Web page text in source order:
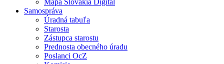
Mapa Slovakia Digital
Samospráva
Úradná tabuľa
Starosta
Zástupca starostu
Prednosta obecného úradu
Poslanci OcZ